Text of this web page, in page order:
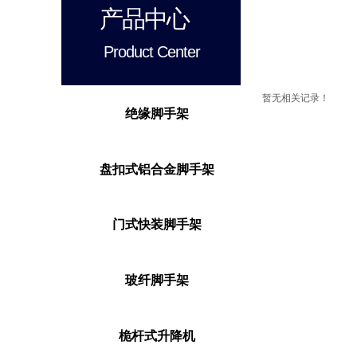
产品中心
Product Center
绝缘脚手架
盘扣式铝合金脚手架
门式快装脚手架
玻纤脚手架
桅杆式升降机
暂无相关记录！